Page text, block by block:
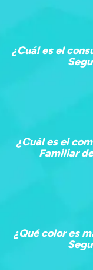
¿Cuál es el
¿Cuál es el
Familiar
¿Qué color es